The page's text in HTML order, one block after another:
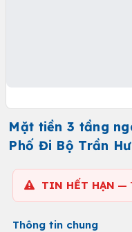
Mặt tiền 3 tầng
Phố Đi Bộ Trần
TIN HẾT HẠN —
Thông tin chung